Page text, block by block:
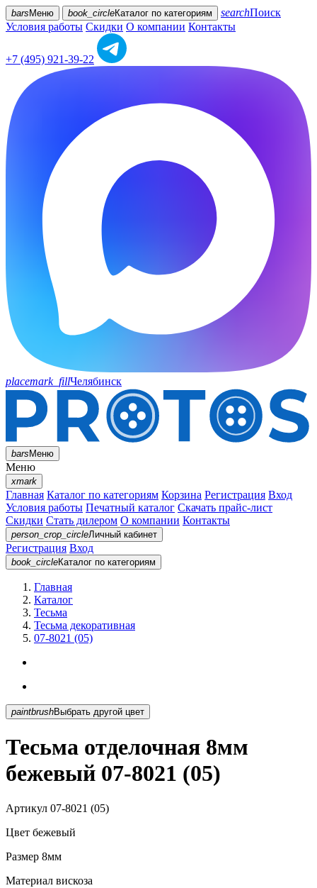
bars Меню book_circleКаталог по категориям searchПоиск
Условия работы Скидки О компании Контакты
+7 (495) 921-39-22
placemark_fillЧелябинск
barsМеню
Меню
xmark
Главная Каталог по категориям Корзина Регистрация Вход
Условия работы Печатный каталог Скачать прайс-лист
Скидки Стать дилером О компании Контакты
person_crop_circleЛичный кабинет
Регистрация Вход
book_circleКаталог по категориям
Главная
Каталог
Тесьма
Тесьма декоративная
07-8021 (05)
paintbrush Выбрать другой цвет
Тесьма отделочная 8мм
бежевый 07-8021 (05)
Артикул 07-8021 (05)
Цвет бежевый
Размер 8мм
Материал вискоза